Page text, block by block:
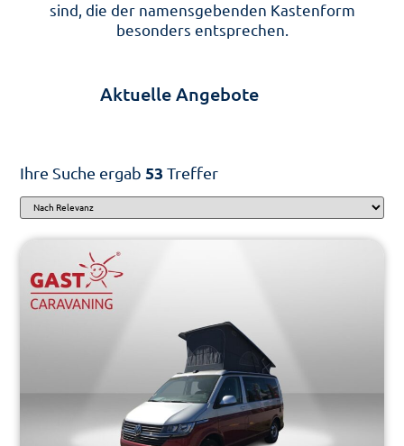
sind, die der namensgebenden Kastenform
besonders entsprechen.
Aktuelle Angebote
Ihre Suche ergab 53 Treffer